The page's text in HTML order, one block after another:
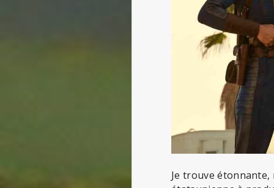
Je trouve étonnante,